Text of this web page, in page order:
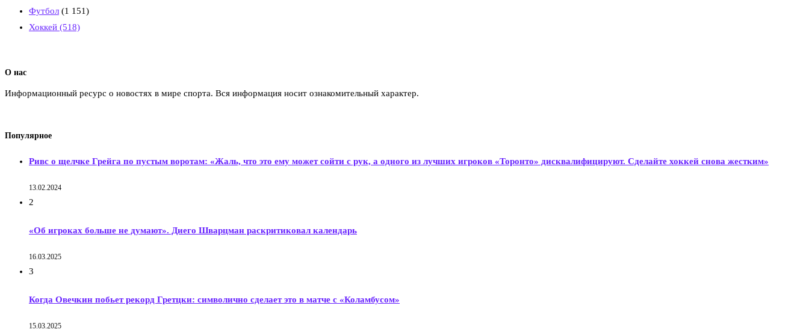
Футбол (1 151)
Хоккей (518)
О нас
Информационный ресурс о новостях в мире спорта. Вся информация носит ознакомительный характер.
Популярное
Ривс о щелчке Грейга по пустым воротам: «Жаль, что это ему может сойти с рук, а одного из лучших игроков «Торонто» дисквалифицируют. Сделайте хоккей снова жестким»
13.02.2024
2
«Об игроках больше не думают». Диего Шварцман раскритиковал календарь
16.03.2025
3
Когда Овечкин побьет рекорд Гретцки: символично сделает это в матче с «Коламбусом»
15.03.2025